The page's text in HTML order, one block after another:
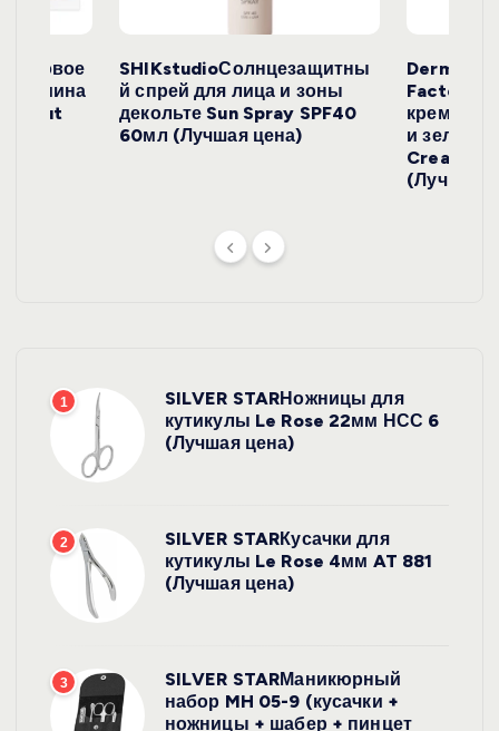
с
е
й
жасмина
SHIKstudioСолнцезащитны
й спрей для лица и зоны
декольте Sun Spray SPF40
60мл (Лучшая цена)
Derma
крем с
и
Cream
(Лучшая
1
SILVER STARНожницы для
кутикулы Le Rose 22мм НСС 6
(Лучшая цена)
2
SILVER STARКусачки для
кутикулы Le Rose 4мм AT 881
(Лучшая цена)
3
SILVER STARМаникюрный
набор MH 05-9 (кусачки +
ножницы + шабер + пинцет